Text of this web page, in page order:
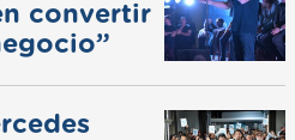
convertir